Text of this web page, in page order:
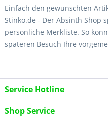
Einfach den gewünschten
Stinko.de - Der Absinth Shop
persönliche Merkliste. So
späteren Besuch Ihre
Service Hotline
Shop Service